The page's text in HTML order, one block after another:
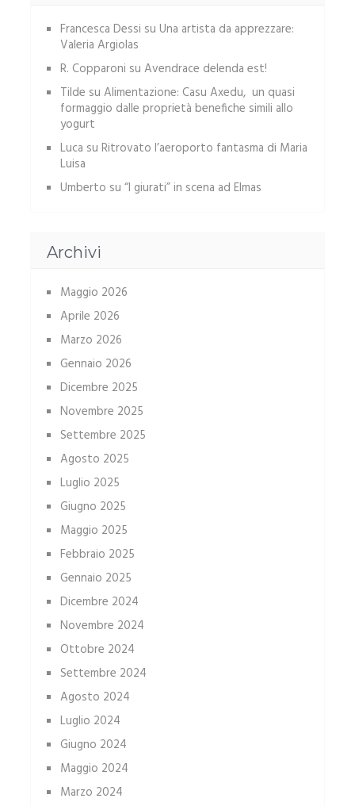
Francesca Dessi su Una artista da apprezzare:
Valeria Argiolas
R. Copparoni su Avendrace delenda est!
Tilde su Alimentazione: Casu Axedu, un quasi
formaggio dalle proprietà benefiche simili allo
yogurt
Luca su Ritrovato l’aeroporto fantasma di Maria
Luisa
Umberto su “I giurati” in scena ad Elmas
Archivi
Maggio 2026
Aprile 2026
Marzo 2026
Gennaio 2026
Dicembre 2025
Novembre 2025
Settembre 2025
Agosto 2025
Luglio 2025
Giugno 2025
Maggio 2025
Febbraio 2025
Gennaio 2025
Dicembre 2024
Novembre 2024
Ottobre 2024
Settembre 2024
Agosto 2024
Luglio 2024
Giugno 2024
Maggio 2024
Marzo 2024